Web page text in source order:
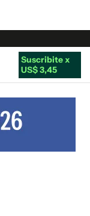
Suscribite x
US$ 3,45